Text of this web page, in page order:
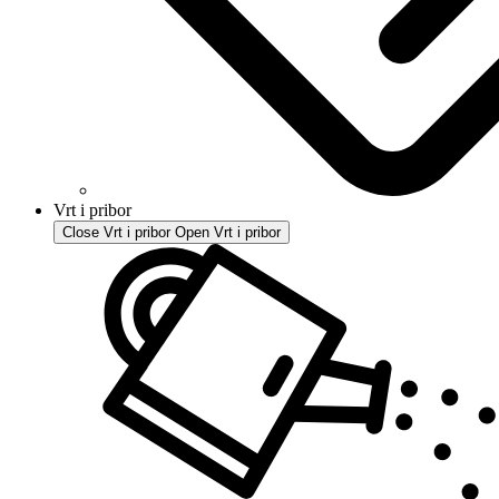
Vrt i pribor
Close Vrt i pribor Open Vrt i pribor